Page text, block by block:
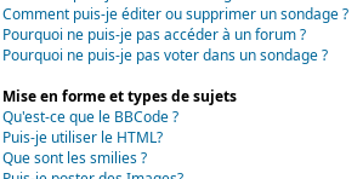
Comment puis-je éditer ou supprimer un sondage ?
Pourquoi ne puis-je pas accéder à un forum ?
Pourquoi ne puis-je pas voter dans un sondage ?
Mise en forme et types de sujets
Qu'est-ce que le BBCode ?
Puis-je utiliser le HTML?
Que sont les smilies ?